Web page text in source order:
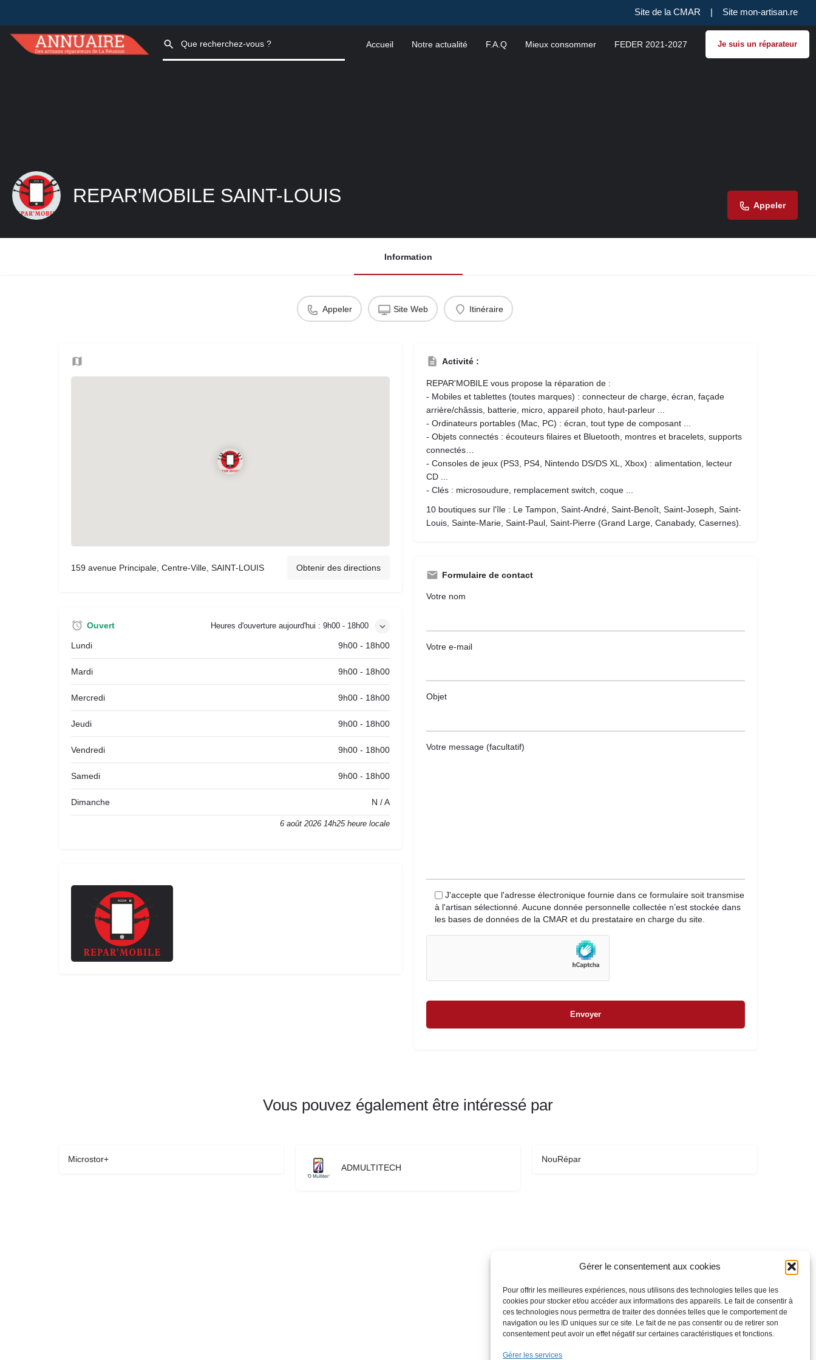
Site de la CMAR | Site mon-artisan.re
Gérer le consentement aux cookies
Pour offrir les meilleures expériences, nous utilisons des technologies telles que les
cookies pour stocker et/ou accéder aux informations des appareils. Le fait de consentir à
ces technologies nous permettra de traiter des données telles que le comportement de
navigation ou les ID uniques sur ce site. Le fait de ne pas consentir ou de retirer son
consentement peut avoir un effet négatif sur certaines caractéristiques et fonctions.
Gérer les services
Accueil Notre actualité F.A.Q Mieux consommer FEDER 2021-2027 Je suis un réparateur
REPAR'MOBILE SAINT-LOUIS Appeler
Information
Appeler Site Web Itinéraire
159 avenue Principale, Centre-Ville, SAINT-LOUIS Obtenir des directions
Ouvert Heures d'ouverture aujourd'hui : 9h00 - 18h00
Lundi 9h00 - 18h00
Mardi 9h00 - 18h00
Mercredi 9h00 - 18h00
Jeudi 9h00 - 18h00
Vendredi 9h00 - 18h00
Samedi 9h00 - 18h00
Dimanche N / A
6 août 2026 14h25 heure locale
Activité :
REPAR'MOBILE vous propose la réparation de :
- Mobiles et tablettes (toutes marques) : connecteur de charge, écran, façade
arrière/châssis, batterie, micro, appareil photo, haut-parleur ...
- Ordinateurs portables (Mac, PC) : écran, tout type de composant ...
- Objets connectés : écouteurs filaires et Bluetooth, montres et bracelets, supports
connectés…
- Consoles de jeux (PS3, PS4, Nintendo DS/DS XL, Xbox) : alimentation, lecteur
CD ...
- Clés : microsoudure, remplacement switch, coque ...
10 boutiques sur l'île : Le Tampon, Saint-André, Saint-Benoît, Saint-Joseph, Saint-
Louis, Sainte-Marie, Saint-Paul, Saint-Pierre (Grand Large, Canabady, Casernes).
Formulaire de contact
Votre nom
Votre e-mail
Objet
Votre message (facultatif)
J'accepte que l'adresse électronique fournie dans ce formulaire soit transmise
à l'artisan sélectionné. Aucune donnée personnelle collectée n’est stockée dans
les bases de données de la CMAR et du prestataire en charge du site.
Vous pouvez également être intéressé par
Microstor+
ADMULTITECH
NouRépar